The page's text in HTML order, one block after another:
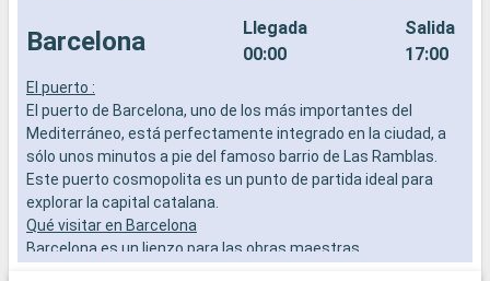
Barcelona
Llegada
00:00
Salida
17:00
El puerto :
El puerto de Barcelona, uno de los más importantes del
Mediterráneo, está perfectamente integrado en la ciudad, a
sólo unos minutos a pie del famoso barrio de Las Ramblas.
Este puerto cosmopolita es un punto de partida ideal para
explorar la capital catalana.
Qué visitar en Barcelona
Barcelona es un lienzo para las obras maestras